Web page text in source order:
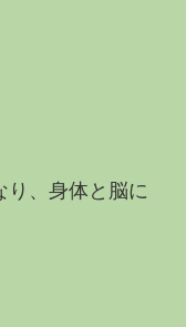
り、身体と脳に